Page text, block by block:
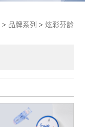
> 品牌系列 > 炫彩芬龄